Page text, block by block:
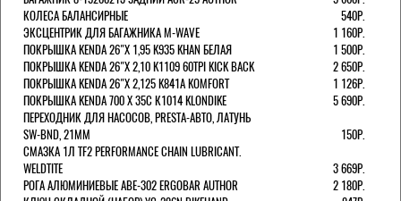
КОЛЕСА БАЛАНСИРНЫЕ
540Р.
ЭКСЦЕНТРИК ДЛЯ БАГАЖНИКА M-WAVE
1 160Р.
ПОКРЫШКА KENDA 26"Х 1,95 K935 KHAN БЕЛАЯ
1 500Р.
ПОКРЫШКА KENDA 26"Х 2,10 K1109 60TPI KICK BACK
2 650Р.
ПОКРЫШКА KENDA 26"Х 2,125 K841A KOMFORT
1 126Р.
ПОКРЫШКА KENDA 700 Х 35С К1014 KLONDIKE
5 690Р.
ПЕРЕХОДНИК ДЛЯ НАСОСОВ, PRESTA-АВТО, ЛАТУНЬ
SW-BND, 21ММ
150Р.
СМАЗКА 1Л TF2 PERFORMANCE CHAIN LUBRICANT.
WELDTITE
3 669Р.
РОГА АЛЮМИНИЕВЫЕ ABE-302 ERGOBAR AUTHOR
2 180Р.